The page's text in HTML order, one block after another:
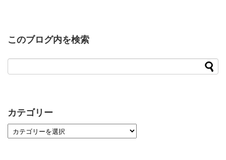
このブログ内を検索
カテゴリー